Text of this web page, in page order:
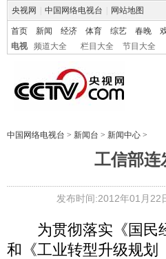
央视网 中国网络电视台 网站地图
首页 新闻 经济 体育 综艺 春晚
电视
频道大全 栏目大全 节目大全
中国网络电视台 > 新闻台 > 新闻中心 >
工信部连
发布时间:2012年01月22
为贯彻落实《国民经
和《工业转型升级规划